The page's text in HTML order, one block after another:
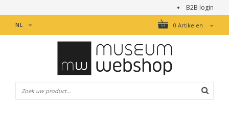
B2B login
0 Artikelen
NL